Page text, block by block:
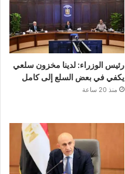
رئيس الوزراء: لدينا مخزون سلعي
يكفي في بعض السلع إلى كامل
منذ 20 ساعة